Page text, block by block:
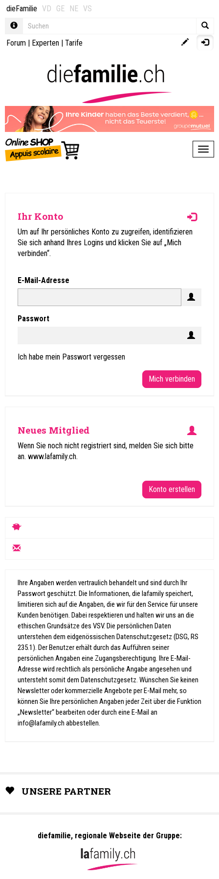
dieFamilie VD GE NE VS
Forum | Experten | Tarife
Ihr Konto
Um auf Ihr persönliches Konto zu zugreifen, identifizieren
Sie sich anhand Ihres Logins und klicken Sie auf „Mich
verbinden“.
E-Mail-Adresse
Passwort
Ich habe mein Passwort vergessen
Mich verbinden
Neues Mitglied
Wenn Sie noch nicht registriert sind, melden Sie sich bitte
an. www.lafamily.ch.
Konto erstellen
Ihre Angaben werden vertraulich behandelt und sind durch Ihr
Passwort geschützt. Die Informationen, die lafamily speichert,
limitieren sich auf die Angaben, die wir für den Service für unsere
Kunden benötigen. Dabei respektieren und halten wir uns an die
ethischen Grundsätze des VSV. Die persönlichen Daten
unterstehen dem eidgenössischen Datenschutzgesetz (DSG, RS
235.1). Der Benutzer erhält durch das Aufführen seiner
persönlichen Angaben eine Zugangsberechtigung. Ihre E-Mail-
Adresse wird rechtlich als persönliche Angabe angesehen und
untersteht somit dem Datenschutzgesetz. Wünschen Sie keinen
Newsletter oder kommerzielle Angebote per E-Mail mehr, so
können Sie Ihre persönlichen Angaben jeder Zeit über die Funktion
„Newsletter“ bearbeiten oder durch eine E-Mail an
info@lafamily.ch abbestellen.
UNSERE PARTNER
diefamilie, regionale Webseite der Gruppe: